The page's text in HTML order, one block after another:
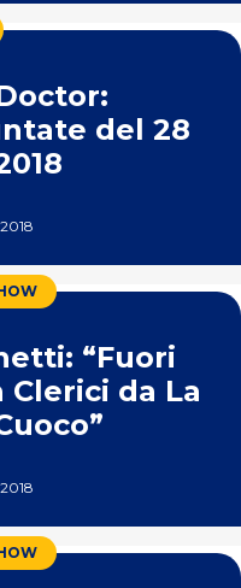
del 28
“Fuori
da La